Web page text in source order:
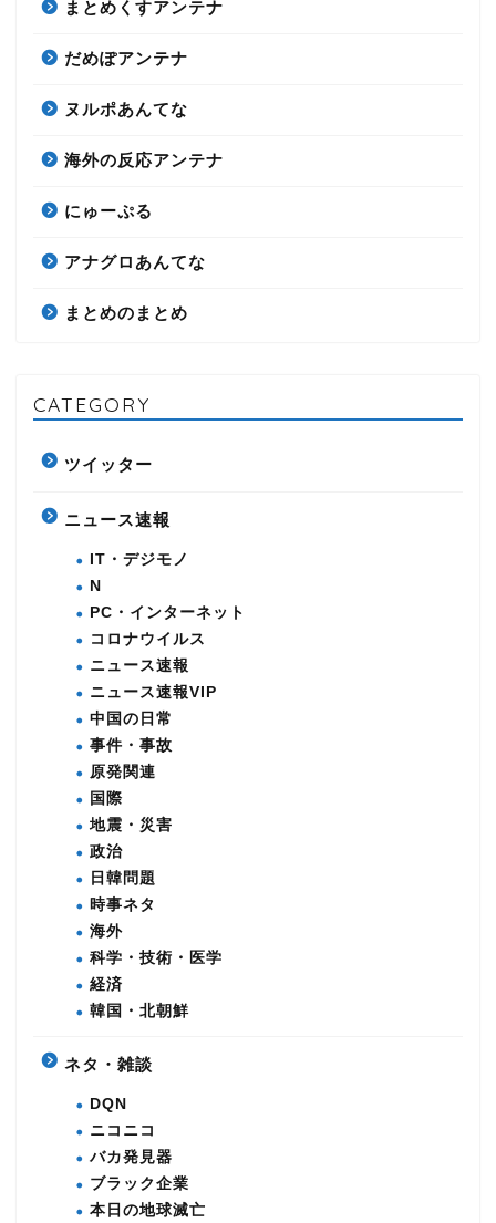
まとめくすアンテナ
だめぽアンテナ
ヌルポあんてな
海外の反応アンテナ
にゅーぷる
アナグロあんてな
まとめのまとめ
CATEGORY
ツイッター
ニュース速報
IT・デジモノ
N
PC・インターネット
コロナウイルス
ニュース速報
ニュース速報VIP
中国の日常
事件・事故
原発関連
国際
地震・災害
政治
日韓問題
時事ネタ
海外
科学・技術・医学
経済
韓国・北朝鮮
ネタ・雑談
DQN
ニコニコ
バカ発見器
ブラック企業
本日の地球滅亡